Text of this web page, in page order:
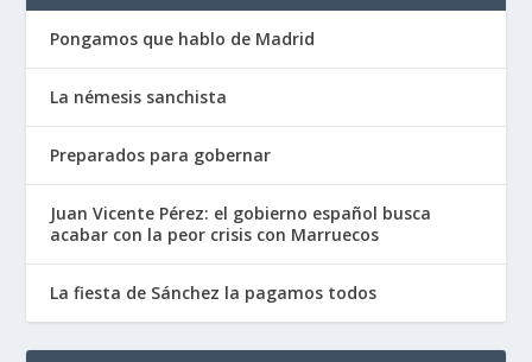
Pongamos que hablo de Madrid
La némesis sanchista
Preparados para gobernar
Juan Vicente Pérez: el gobierno español busca
acabar con la peor crisis con Marruecos
La fiesta de Sánchez la pagamos todos